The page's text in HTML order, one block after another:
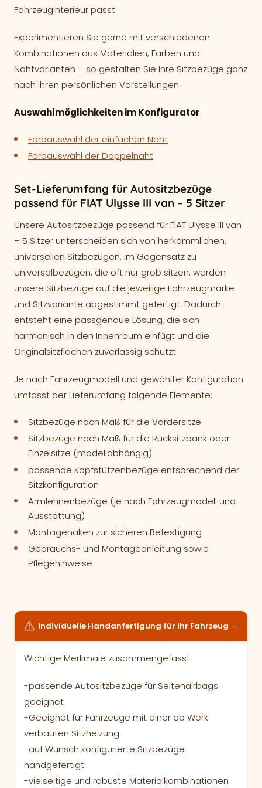
Fahrzeuginterieur passt.
Experimentieren Sie gerne mit verschiedenen
Kombinationen aus Materialien, Farben und
Nahtvarianten – so gestalten Sie Ihre Sitzbezüge ganz
nach Ihren persönlichen Vorstellungen.
Auswahlmöglichkeiten im Konfigurator:
Farbauswahl der einfachen Naht
Farbauswahl der Doppelnaht
Set-Lieferumfang für Autositzbezüge
passend für FIAT Ulysse III van – 5 Sitzer
Unsere Autositzbezüge passend für FIAT Ulysse III van
– 5 Sitzer unterscheiden sich von herkömmlichen,
universellen Sitzbezügen. Im Gegensatz zu
Universalbezügen, die oft nur grob sitzen, werden
unsere Sitzbezüge auf die jeweilige Fahrzeugmarke
und Sitzvariante abgestimmt gefertigt. Dadurch
entsteht eine passgenaue Lösung, die sich
harmonisch in den Innenraum einfügt und die
Originalsitzflächen zuverlässig schützt.
Je nach Fahrzeugmodell und gewählter Konfiguration
umfasst der Lieferumfang folgende Elemente:
Sitzbezüge nach Maß für die Vordersitze
Sitzbezüge nach Maß für die Rücksitzbank oder
Einzelsitze (modellabhängig)
passende Kopfstützenbezüge entsprechend der
Sitzkonfiguration
Armlehnenbezüge (je nach Fahrzeugmodell und
Ausstattung)
Montagehaken zur sicheren Befestigung
Gebrauchs- und Montageanleitung sowie
Pflegehinweise
Individuelle Handanfertigung für Ihr Fahrzeug
Wichtige Merkmale zusammengefasst:
-passende Autositzbezüge für Seitenairbags
geeignet
-Geeignet für Fahrzeuge mit einer ab Werk
verbauten Sitzheizung
-auf Wunsch konfigurierte Sitzbezüge
handgefertigt
-vielseitige und robuste Materialkombinationen